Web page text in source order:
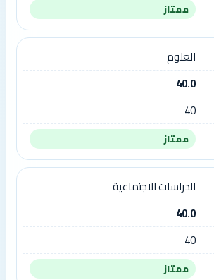
ممتاز
العلوم
40.0
40
ممتاز
الدراسات الاجتماعية
40.0
40
ممتاز